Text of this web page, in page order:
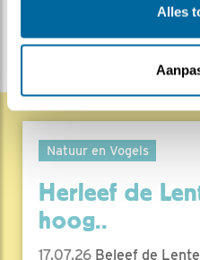
Alles
Natuur en Vogels
Herleef de
hoog..
17.07.26 Beleef de